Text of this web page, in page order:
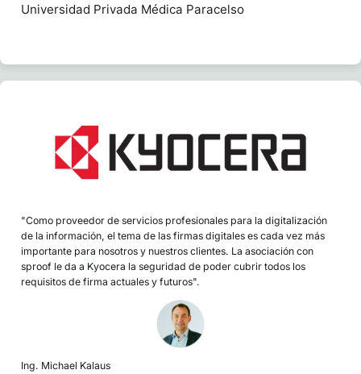
Universidad Privada Médica Paracelso
"Como proveedor de servicios profesionales para la digitalización
de la información, el tema de las firmas digitales es cada vez más
importante para nosotros y nuestros clientes. La asociación con
sproof le da a Kyocera la seguridad de poder cubrir todos los
requisitos de firma actuales y futuros".
Ing. Michael Kalaus